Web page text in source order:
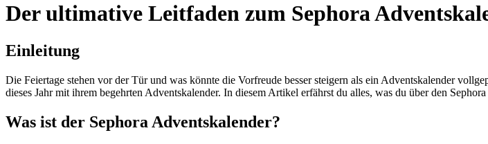
Der ultimative Leitfaden zum Sephora
Einleitung
Die Feiertage stehen vor der Tür und was könnte die Vorfreude besser steigern als ein Adventskalender
dieses Jahr mit ihrem begehrten Adventskalender. In diesem Artikel erfährst du alles, was du über den
Was ist der Sephora Adventskalender?